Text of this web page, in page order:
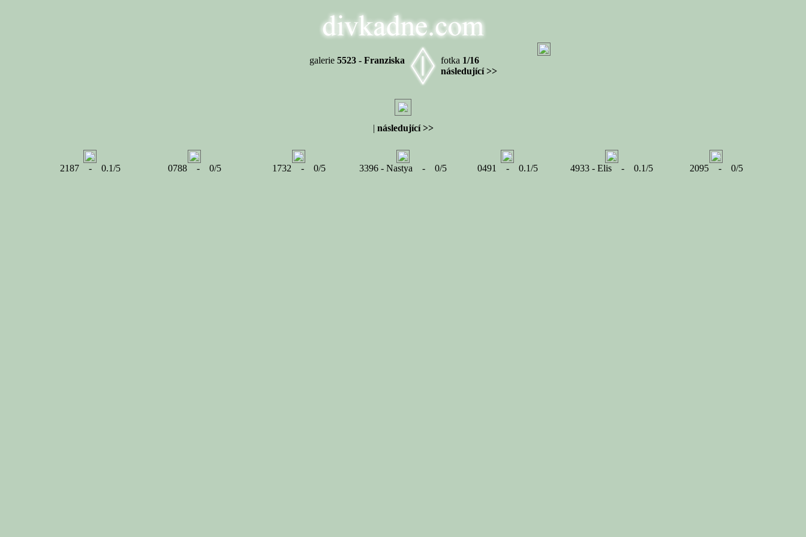
galerie 5523 - Franziska fotka 1/16
následující >>
| následující >>
2187 - 0.1/5 0788 - 0/5 1732 - 0/5 3396 - Nastya - 0/5 0491 - 0.1/5 4933 - Elis - 0.1/5 2095 - 0/5